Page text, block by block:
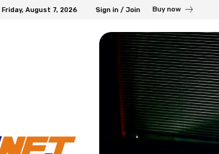
Friday, August 7, 2026 Sign in / Join Buy now